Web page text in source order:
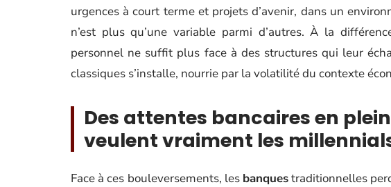
urgences à court terme et projets d’avenir, dans un
n’est plus qu’une variable parmi d’autres. À la
personnel ne suffit plus face à des structures qui leur
classiques s’installe, nourrie par la volatilité du contexte
Des attentes bancaires en
veulent vraiment les
Face à ces bouleversements, les banquestraditionnelles